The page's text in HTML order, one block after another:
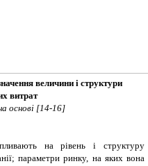
величини і структури
витрат
основі [14-16]
на рівень і структуру
параметри ринку, на яких вона